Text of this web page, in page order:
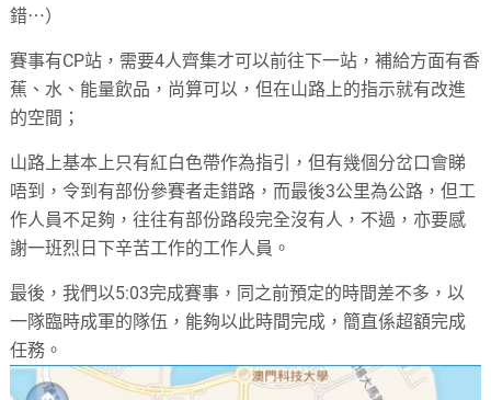
錯⋯）
賽事有CP站，需要4人齊集才可以前往下一站，補給方面有香
蕉、水、能量飲品，尚算可以，但在山路上的指示就有改進
的空間；
山路上基本上只有紅白色帶作為指引，但有幾個分岔口會睇
唔到，令到有部份參賽者走錯路，而最後3公里為公路，但工
作人員不足夠，往往有部份路段完全沒有人，不過，亦要感
謝一班烈日下辛苦工作的工作人員。
最後，我們以5:03完成賽事，同之前預定的時間差不多，以
一隊臨時成軍的隊伍，能夠以此時間完成，簡直係超額完成
任務。